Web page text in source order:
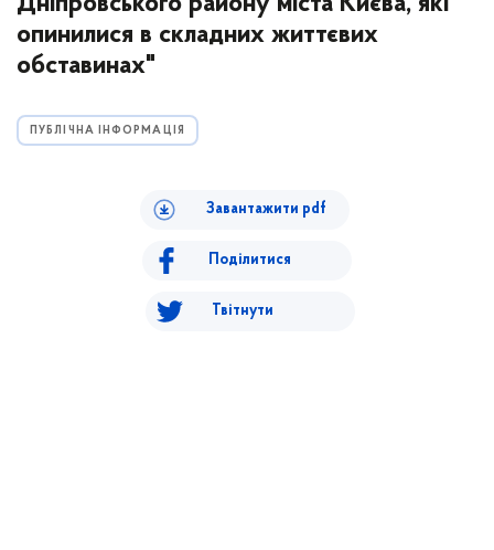
опинилися в складних життєвих
обставинах"
ПУБЛІЧНА ІНФОРМАЦІЯ
Завантажити pdf
Поділитися
Твітнути